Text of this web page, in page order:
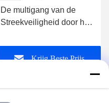
De multigang van de
Streekveiligheid door het
Metaaldetector voor
School of Luchthaven
Krijg Beste Prijs